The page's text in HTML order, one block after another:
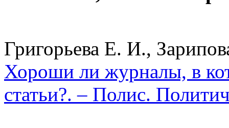
Григорьева Е. И.,
Хороши ли журналы, в
статьи?. – Полис.